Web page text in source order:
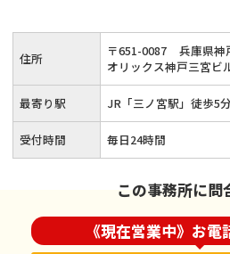
住所 〒651-0087
兵庫県神
オリックス神戸三宮ビ
最寄り駅 JR「三ノ宮駅」徒歩5
受付時間 毎日24時間
この事務所に問
《現在営業中》お電